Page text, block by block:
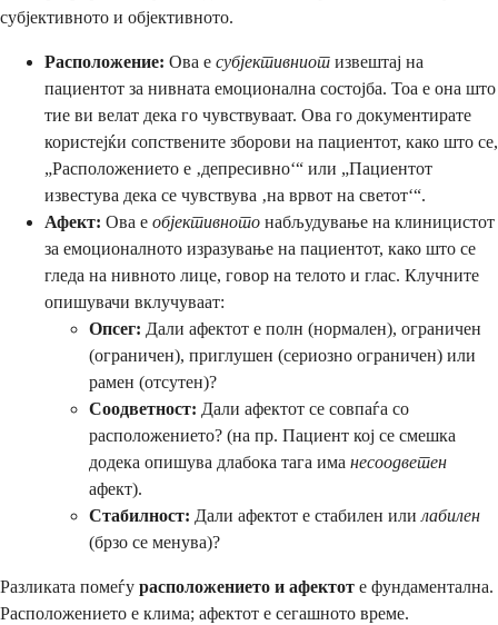
субјективното и објективното.
Расположение: Ова е субјективниот извештај на
пациентот за нивната емоционална состојба. Тоа е она што
тие ви велат дека го чувствуваат. Ова го документирате
користејќи сопствените зборови на пациентот, како што се,
„Расположението е ‚депресивно‘“ или „Пациентот
известува дека се чувствува ‚на врвот на светот‘“.
Афект: Ова е објективното набљудување на клиницистот
за емоционалното изразување на пациентот, како што се
гледа на нивното лице, говор на телото и глас. Клучните
опишувачи вклучуваат:
Опсег: Дали афектот е полн (нормален), ограничен
(ограничен), приглушен (сериозно ограничен) или
рамен (отсутен)?
Соодветност: Дали афектот се совпаѓа со
расположението? (на пр. Пациент кој се смешка
додека опишува длабока тага има несоодветен
афект).
Стабилност: Дали афектот е стабилен или лабилен
(брзо се менува)?
Разликата помеѓу расположението и афектот е фундаментална.
Расположението е клима; афектот е сегашното време.